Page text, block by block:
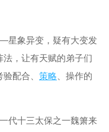
星象异变，疑有大变发
，让有天赋的弟子们
配合、 策略 、操作的
代十三太保之一魏箫来